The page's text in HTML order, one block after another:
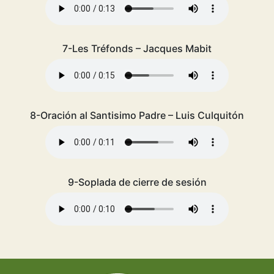
7-Les Tréfonds – Jacques Mabit
8-Oración al Santisimo Padre – Luis Culquitón
9-Soplada de cierre de sesión